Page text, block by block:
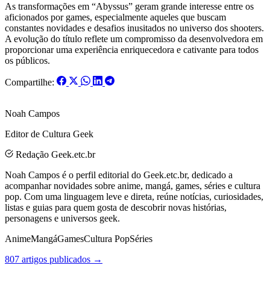
As transformações em “Abyssus” geram grande interesse entre os
aficionados por games, especialmente aqueles que buscam
constantes novidades e desafios inusitados no universo dos shooters.
A evolução do título reflete um compromisso da desenvolvedora em
proporcionar uma experiência enriquecedora e cativante para todos
os públicos.
Compartilhe:
Noah Campos
Editor de Cultura Geek
Redação Geek.etc.br
Noah Campos é o perfil editorial do Geek.etc.br, dedicado a
acompanhar novidades sobre anime, mangá, games, séries e cultura
pop. Com uma linguagem leve e direta, reúne notícias, curiosidades,
listas e guias para quem gosta de descobrir novas histórias,
personagens e universos geek.
AnimeMangáGamesCultura PopSéries
807 artigos publicados →